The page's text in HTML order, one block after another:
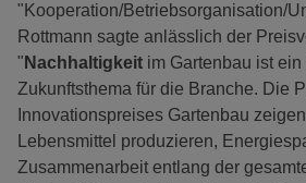
"Kooperation/Betriebsorganisation/
Rottmann sagte anlässlich der
" Nachhaltigkeit im Gartenbau ist
Zukunftsthema für die Branche. Die
Innovationspreises Gartenbau
Lebensmittel produzieren,
Zusammenarbeit entlang der